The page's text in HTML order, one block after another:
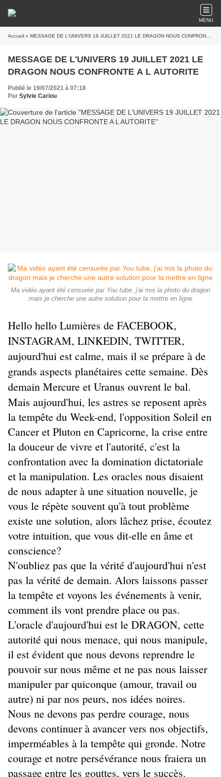
MENU
Accueil » MESSAGE DE L'UNIVERS 19 JUILLET 2021 LE DRAGON NOUS CONFRONTE A L AUTORITE
MESSAGE DE L'UNIVERS 19 JUILLET 2021 LE
DRAGON NOUS CONFRONTE A L AUTORITE
Publié le 19/07/2021 à 07:18
Par Sylvie Cariou
Ma vidéo ayant été censurée par You tube, j'ai mis la photo du dragon
mais je cherche une autre solution pour la mettre en ligne
Hello hello Lumières de FACEBOOK,
INSTAGRAM, LINKEDIN, TWITTER,
aujourd'hui est calme, mais il se prépare à de
grands aspects planétaires cette semaine. Dès
demain Mercure et Uranus ouvrent le bal.
Mais aujourd'hui, les astres se reposent après
la tempête du Week-end, l'opposition Soleil en
Cancer et Pluton en Capricorne, la crise entre
la douceur de vivre et l'autorité, c'est la
confrontation avec la domination dictatoriale
et la manipulation. Les oracles nous disaient
de nous adapter à une situation nouvelle, je
vous le répète souvent qu'à tout problème
existe une solution, alors lâchez prise, écoutez
votre intuition, que vous dit-elle en âme et
conscience?
N'oubliez pas que la vérité d'aujourd'hui n'est
pas la vérité de demain. Alors laissons passer
la tempête et voyons les événements à venir,
comment ils vont prendre place ou pas.
L'oracle d'aujourd'hui est le DRAGON, cette
autorité qui nous menace, qui nous manipule,
il est évident que nous devons reprendre le
pouvoir sur nous même et ne pas nous laisser
manipuler par quiconque (amour, travail ou
autre) ni par nos peurs, nos idées noires.
Nous ne devons pas perdre courage, nous
devons continuer à avancer vers nos objectifs,
imperméables à la tempête qui gronde. Notre
courage et notre persévérance nous fraiera un
passage entre les gouttes, vers le succès.